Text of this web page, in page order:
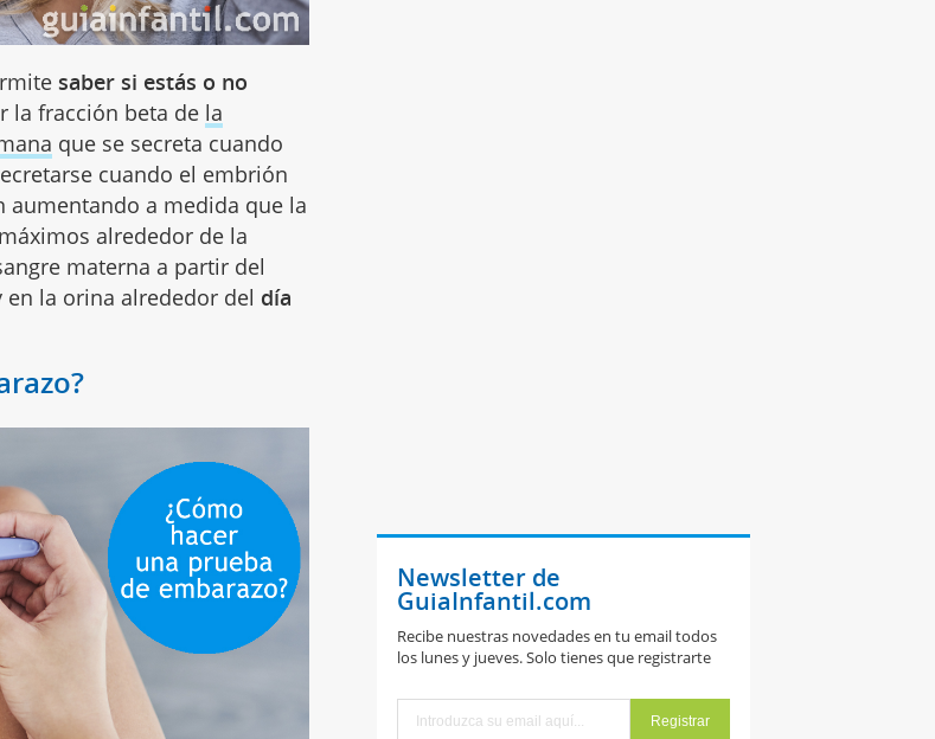
saber si estás o no
la fracción beta de la
que se secreta cuando
cuando el embrión
aumentando a medida que la
alrededor de la
materna a partir del
en la orina alrededor del día
Newsletter de
GuiaInfantil.com
Recibe nuestras novedades en tu email todos
los lunes y jueves. Solo tienes que registrarte